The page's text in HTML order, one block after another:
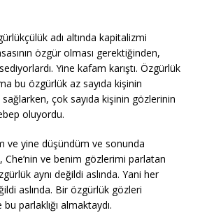
adı altında kapitalizmi
özgür olması gerektiğinden,
Yine kafam karıştı. Özgürlük
bu özgürlük az sayıda kişinin
sağlarken, çok sayıda kişinin gözlerinin
oluyordu.
ve yine düşündüm ve sonunda
Che’nin ve benim gözlerimi parlatan
aynı değildi aslında. Yani her
aslında. Bir özgürlük gözleri
parlaklığı almaktaydı.